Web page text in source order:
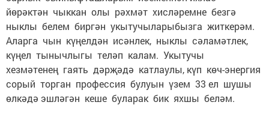
йөрәктән чыккан олы рәхмәт хисләремне безгә
ныклы белем биргән укытучыларыбызга житкерәм.
Аларга чын күңелдән исәнлек, ныклы сәламәтлек,
күңел тынычлыгы теләп калам. Укытучы
хезмәтенең гаять дәрҗәдә катлаулы, күп көч-энергия
сорый торган профессия булуын үзем 33 ел шушы
өлкәдә эшләгән кеше буларак бик яхшы беләм.